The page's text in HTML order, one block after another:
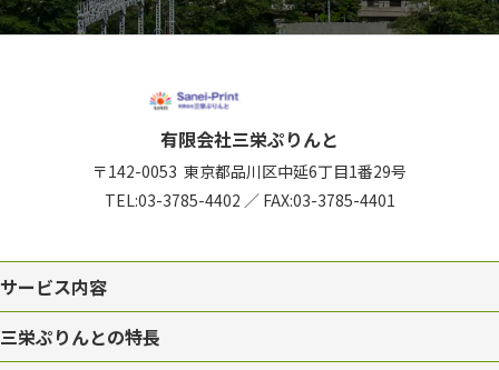
有限会社三栄ぷりんと
〒142-0053 東京都品川区中延6丁目1番29号
TEL:03-3785-4402 ／ FAX:03-3785-4401
サービス内容
三栄ぷりんとの特長